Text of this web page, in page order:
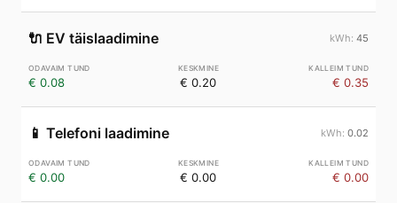
🔌 EV täislaadimine 45
€ 0.08 € 0.20 € 0.35
📱 Telefoni laadimine 0.02
€ 0.00 € 0.00 € 0.00